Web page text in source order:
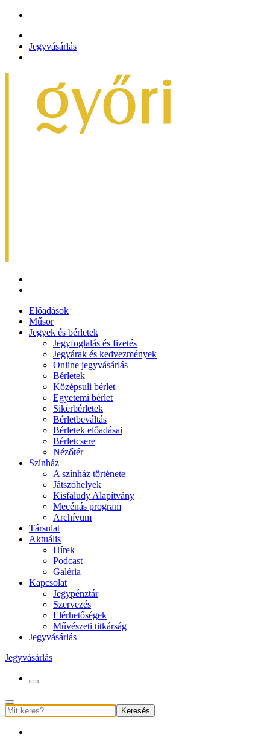
Jegyvásárlás
Előadások
Műsor
Jegyek és bérletek
Jegyfoglalás és fizetés
Jegyárak és kedvezmények
Online jegyvásárlás
Bérletek
Középsuli bérlet
Egyetemi bérlet
Sikerbérletek
Bérletbeváltás
Bérletek előadásai
Bérletcsere
Nézőtér
Színház
A színház története
Játszóhelyek
Kisfaludy Alapítvány
Mecénás program
Archívum
Társulat
Aktuális
Hírek
Podcast
Galéria
Kapcsolat
Jegypénztár
Szervezés
Elérhetőségek
Művészeti titkárság
Jegyvásárlás
Jegyvásárlás
Keresés